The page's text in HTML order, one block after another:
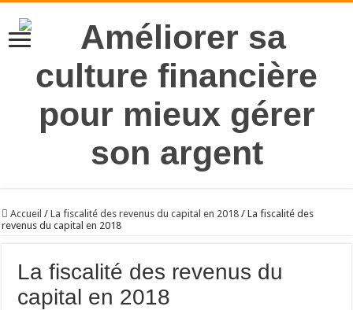
Accueil / La fiscalité des revenus du capital en 2018 / La fiscalité des
revenus du capital en 2018
La fiscalité des revenus du
capital en 2018